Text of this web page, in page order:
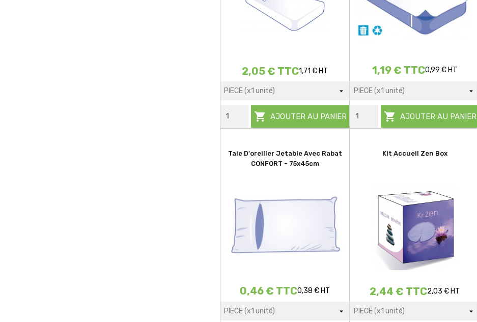
2,05 € TTC1,71 € HT
 AJOUTER AU PANIER
1,19 € TTC0,99 € HT
 AJOUTER AU PANIER
Taie D'oreiller Jetable Avec Rabat
CONFORT - 75x45cm
0,46 € TTC0,38 € HT
Kit Accueil Zen Box
2,44 € TTC2,03 € HT